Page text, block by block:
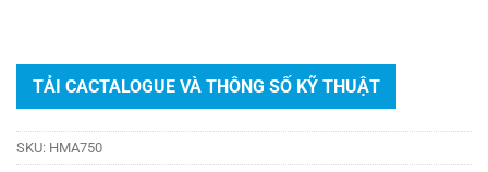
TẢI CACTALOGUE VÀ THÔNG SỐ KỸ THUẬT
SKU: HMA750